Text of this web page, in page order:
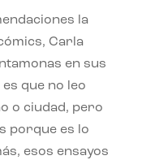
la
Carla
en sus
que no leo
o ciudad, pero
porque es lo
esos ensayos